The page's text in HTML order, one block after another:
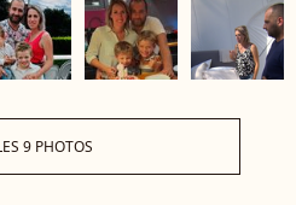
9 PHOTOS